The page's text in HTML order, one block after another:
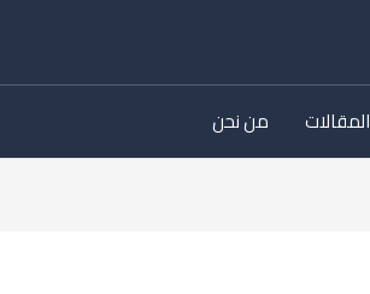
المقالات من نحن